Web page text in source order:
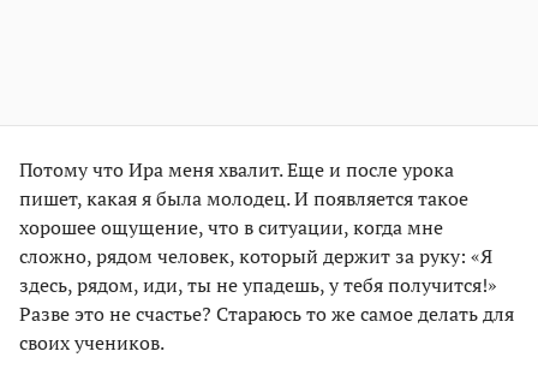
Потому что Ира меня хвалит. Еще и после урока
пишет, какая я была молодец. И появляется такое
хорошее ощущение, что в ситуации, когда мне
сложно, рядом человек, который держит за руку: «Я
здесь, рядом, иди, ты не упадешь, у тебя получится!»
Разве это не счастье? Стараюсь то же самое делать для
своих учеников.